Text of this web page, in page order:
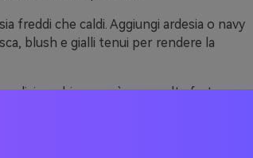
freddi che caldi. Aggiungi ardesia o navy
blush e gialli tenui per rendere la
pulizia e chiarezza, è una scelta forte per